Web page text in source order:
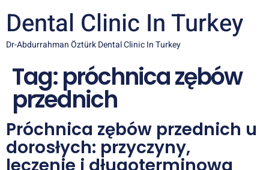
Dental Clinic In Turkey
Dr-Abdurrahman Öztürk Dental Clinic In Turkey
Tag:próchnica zębów
przednich
Próchnica zębów przednich u
dorosłych: przyczyny,